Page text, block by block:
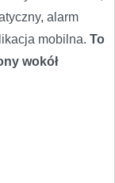
alarm
mobilna. To
wokół